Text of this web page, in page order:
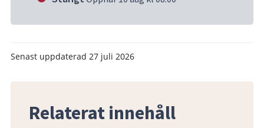
Senast uppdaterad 27 juli 2026
Relaterat innehåll